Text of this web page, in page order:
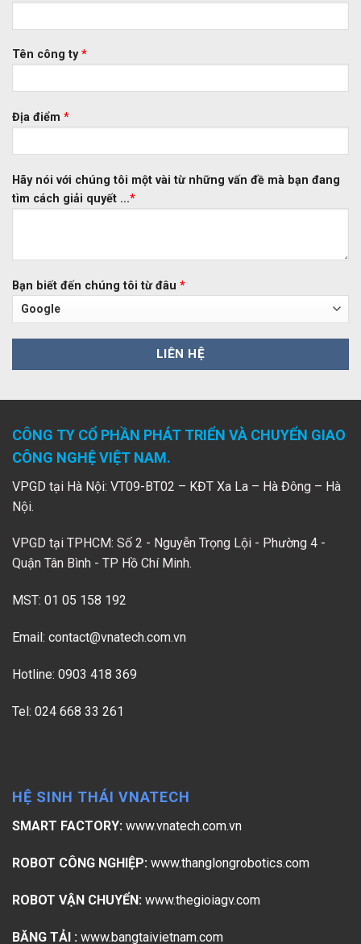
Tên công ty*
Địa điểm *
Hãy nói với chúng tôi một vài từ những vấn đề mà bạn đang
tìm cách giải quyết ...*
Bạn biết đến chúng tôi từ đâu *
CÔNG TY CỔ PHẦN PHÁT TRIỂN VÀ CHUYỂN GIAO
CÔNG NGHỆ VIỆT NAM.
VPGD tại Hà Nội: VT09-BT02 – KĐT Xa La – Hà Đông – Hà
Nội.
VPGD tại TPHCM: Số 2 - Nguyễn Trọng Lội - Phường 4 -
Quận Tân Bình - TP Hồ Chí Minh.
MST: 01 05 158 192
Email: contact@vnatech.com.vn
Hotline: 0903 418 369
Tel: 024 668 33 261
HỆ SINH THÁI VNATECH
SMART FACTORY: www.vnatech.com.vn
ROBOT CÔNG NGHIỆP: www.thanglongrobotics.com
ROBOT VẬN CHUYỂN: www.thegioiagv.com
BĂNG TẢI : www.bangtaivietnam.com